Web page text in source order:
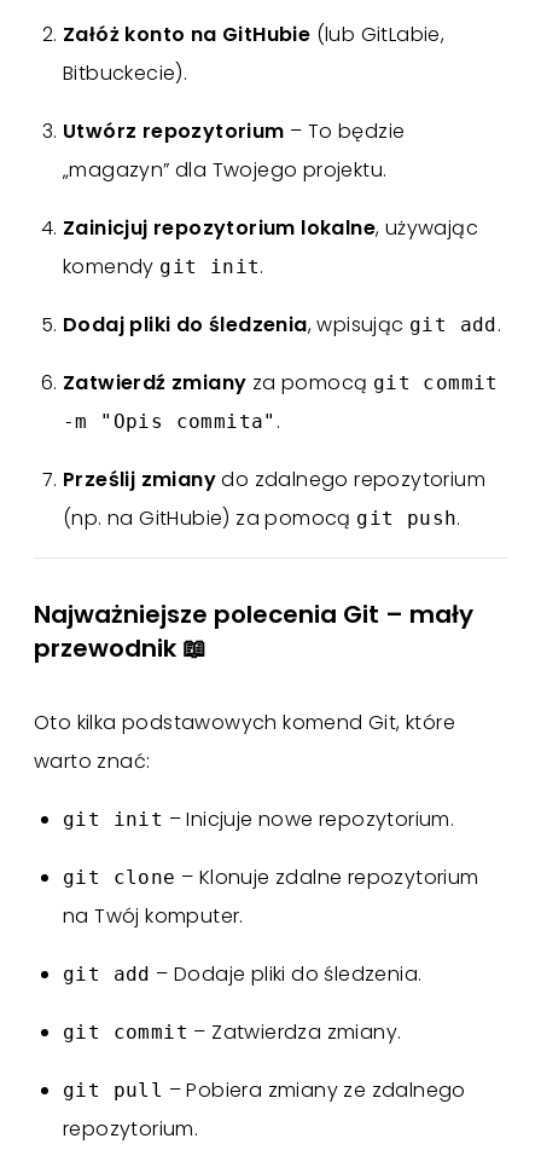
Załóż konto na GitHubie (lub GitLabie,
Bitbuckecie).
Utwórz repozytorium – To będzie
„magazyn” dla Twojego projektu.
Zainicjuj repozytorium lokalne, używając
komendy git init.
Dodaj pliki do śledzenia, wpisując git add .
Zatwierdź zmiany za pomocą git commit
-m "Opis commita" .
Prześlij zmianydo zdalnego repozytorium
(np. na GitHubie) za pomocą git push.
Najważniejsze polecenia Git – mały
przewodnik 📖
Oto kilka podstawowych komend Git, które
warto znać:
git init – Inicjuje nowe repozytorium.
git clone – Klonuje zdalne repozytorium
na Twój komputer.
git add – Dodaje pliki do śledzenia.
git commit – Zatwierdza zmiany.
git pull – Pobiera zmiany ze zdalnego
repozytorium.